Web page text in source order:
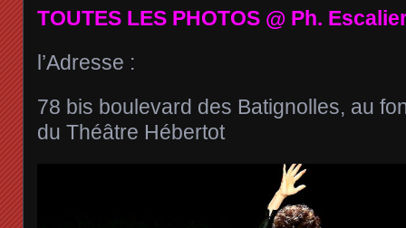
TOUTES LES PHOTOS @ Ph.
l’Adresse :
78 bis boulevard des Batignolles, au
du Théâtre Hébertot